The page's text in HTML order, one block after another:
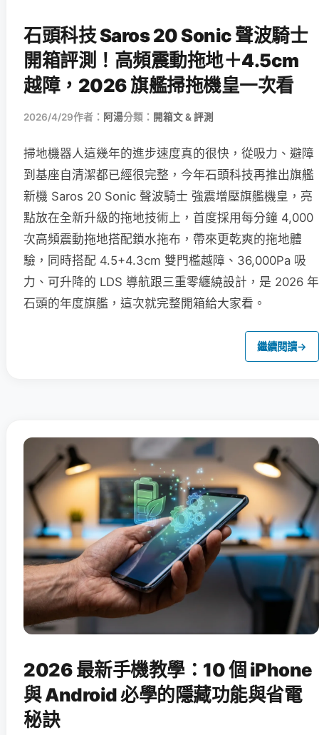
石頭科技 Saros 20 Sonic 聲波騎士
開箱評測！高頻震動拖地＋4.5cm
越障，2026 旗艦掃拖機皇一次看
2026/4/29作者： 阿湯分類： 開箱文 & 評測
掃地機器人這幾年的進步速度真的很快，從吸力、避障
到基座自清潔都已經很完整，今年石頭科技再推出旗艦
新機 Saros 20 Sonic 聲波騎士 強震增壓旗艦機皇，亮
點放在全新升級的拖地技術上，首度採用每分鐘 4,000
次高頻震動拖地搭配鎖水拖布，帶來更乾爽的拖地體
驗，同時搭配 4.5+4.3cm 雙門檻越障、36,000Pa 吸
力、可升降的 LDS 導航跟三重零纏繞設計，是 2026 年
石頭的年度旗艦，這次就完整開箱給大家看。
繼續閱讀→
2026 最新手機教學：10 個 iPhone
與 Android 必學的隱藏功能與省電
秘訣